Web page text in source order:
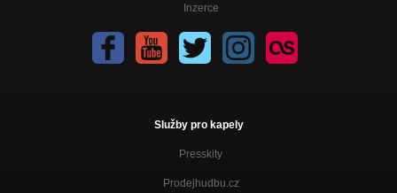
Inzerce
Služby pro kapely
Presskity
Prodejhudbu.cz